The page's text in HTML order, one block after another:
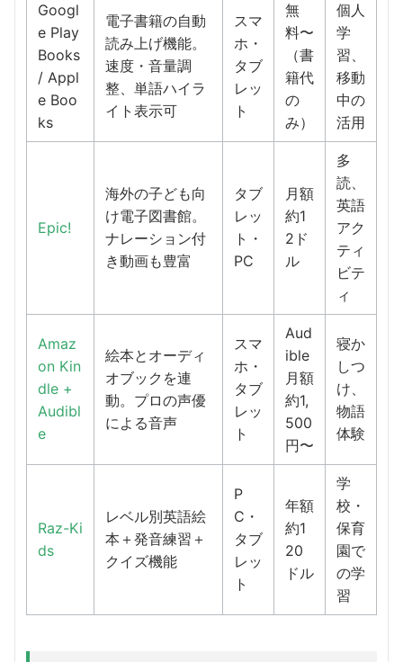
Googl
e Play
Books
/ Appl
e Boo
ks
電子書籍の自動
読み上げ機能。
速度・音量調
整、単語ハイラ
イト表示可
スマ
ホ・
タブ
レッ
ト
無
料〜
（書
籍代
の
み）
個人
学
習、
移動
中の
活用
Epic!
海外の子ども向
け電子図書館。
ナレーション付
き動画も豊富
タブ
レッ
ト・
PC
月額
約1
2ド
ル
多
読、
英語
アク
ティ
ビテ
ィ
Amaz
on Kin
dle +
Audibl
e
絵本とオーディ
オブックを連
動。プロの声優
による音声
スマ
ホ・
タブ
レッ
ト
Aud
ible
月額
約1,
500
円〜
寝か
しつ
け、
物語
体験
Raz-Ki
ds
レベル別英語絵
本＋発音練習＋
クイズ機能
P
C・
タブ
レッ
ト
年額
約1
20
ドル
学
校・
保育
園で
の学
習